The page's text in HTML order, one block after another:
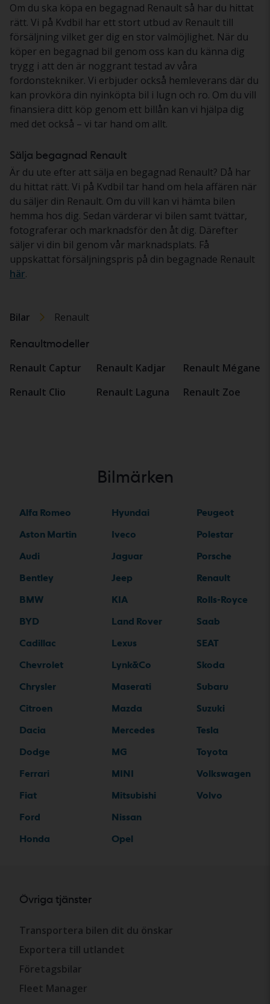
Om du ska köpa en begagnad Renault så har du hittat
rätt. Vi på Kvdbil har ett stort utbud av Renault till
försäljning vilket ger dig en stor valmöjlighet. När du
köper en begagnad bil genom oss kan du känna dig
trygg i att den är noggrant testad av våra
fordonstekniker. Vi erbjuder också hemleverans där du
kan provköra din nyinköpta bil i lugn och ro. Om du vill
finansiera ditt köp genom ett billån kan vi hjälpa dig
med det också – vi tar hand om allt.
Sälja begagnad Renault
Är du ute efter att sälja en begagnad Renault? Då har
du hittat rätt. Vi på Kvdbil tar hand om hela affären när
du säljer din Renault. Om du vill kan vi hämta bilen
hemma hos dig. Sedan värderar vi bilen samt tvättar,
fotograferar och marknadsför den åt dig. Därefter
säljer vi din bil genom vår marknadsplats. Få
uppskattat försäljningspris på din begagnade Renault
här.
Bilar Renault
Renaultmodeller
Renault Captur
Renault Clio
Renault Kadjar
Renault Laguna
Renault Mégane
Renault Zoe
Bilmärken
Alfa Romeo
Aston Martin
Audi
Bentley
BMW
BYD
Cadillac
Chevrolet
Chrysler
Citroen
Dacia
Dodge
Ferrari
Fiat
Ford
Honda
Hyundai
Iveco
Jaguar
Jeep
KIA
Land Rover
Lexus
Lynk&Co
Maserati
Mazda
Mercedes
MG
MINI
Mitsubishi
Nissan
Opel
Peugeot
Polestar
Porsche
Renault
Rolls-Royce
Saab
SEAT
Skoda
Subaru
Suzuki
Tesla
Toyota
Volkswagen
Volvo
Övriga tjänster
Transportera bilen dit du önskar
Exportera till utlandet
Företagsbilar
Fleet Manager